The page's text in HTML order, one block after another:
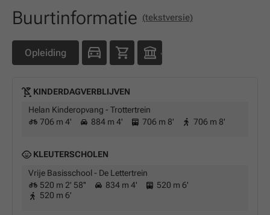
Buurtinformatie (tekstversie)
Opleiding
KINDERDAGVERBLIJVEN
Helan Kinderopvang - Trottertrein
706 m 4'
884 m 4' 706 m 8' 706 m 8'
KLEUTERSCHOLEN
Vrije Basisschool - De Lettertrein
520 m 2' 58''
834 m 4'
520 m 6'
520 m 6'